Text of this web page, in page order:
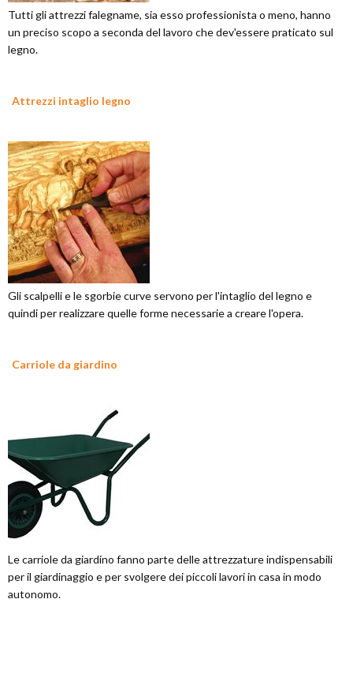
Tutti gli attrezzi falegname, sia esso professionista o meno, hanno
un preciso scopo a seconda del lavoro che dev'essere praticato sul
legno.
Attrezzi intaglio legno
Gli scalpelli e le sgorbie curve servono per l'intaglio del legno e
quindi per realizzare quelle forme necessarie a creare l'opera.
Carriole da giardino
Le carriole da giardino fanno parte delle attrezzature indispensabili
per il giardinaggio e per svolgere dei piccoli lavori in casa in modo
autonomo.